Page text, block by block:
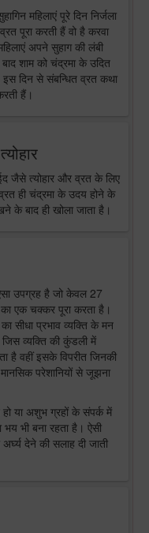
महिलाएं पूरे दिन निर्जला
पूरा करती हैं वो है करवा
अपने सुहाग की लंबी
शाम को चंद्रमा के उदित
इस दिन से संबन्धित व्रत कथा
हैं।
जैसे त्योहार और व्रत के लिए
ही चंद्रमा के उदय होने के
के बाद ही खोला जाता है।
उपग्रह है जो केवल 27
एक चक्कर पूरा करता है।
सीधा प्रभाव व्यक्ति के मन
व्यक्ति की कुंडली में
है वहीं इसके विपरीत जिनकी
परेशानियों से जूझना
या अशुभ ग्रहों के संपर्क में
भी बना रहता है। ऐसी
देने की सलाह दी जाती